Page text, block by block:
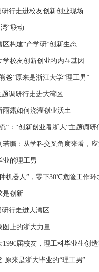
研行走进校友创新创业现场
”联动
区构建“产学研”创新生态
学校友创新创业的内在基因
爸”原来是浙江大学“理工男”
题调研行走进大湾区
雨露如何浇灌创业沃土
业的理工男
机器人”，零下30℃危险工作环
是创新
研行走进大湾区
图上的浙大力量
1990届校友，理工科毕业生创
原来是浙大毕业的“理工男”